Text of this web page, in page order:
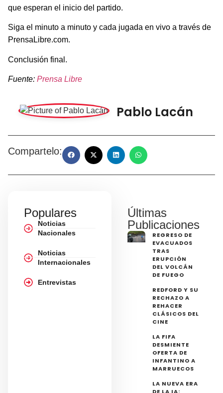
que esperan el inicio del partido.
Siga el minuto a minuto y cada jugada en vivo a través de
PrensaLibre.com.
Conclusión final.
Fuente: Prensa Libre
Pablo Lacán
Compartelo:
Populares
Noticias
Nacionales
Noticias
Internacionales
Entrevistas
Últimas
Publicaciones
REGRESO DE
EVACUADOS
TRAS
ERUPCIÓN
DEL VOLCÁN
DE FUEGO
REDFORD Y SU
RECHAZO A
REHACER
CLÁSICOS DEL
CINE
LA FIFA
DESMIENTE
OFERTA DE
INFANTINO A
MARRUECOS
LA NUEVA ERA
DE LA IA: